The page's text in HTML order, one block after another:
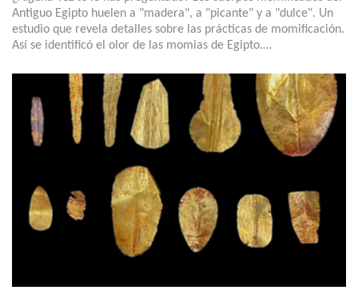
Antiguo Egipto huelen a "madera", a "picante" y a "dulce". Un
estudio que revela detalles sobre las prácticas de momificación.
Así se identificó el olor de las momias de Egipto.…